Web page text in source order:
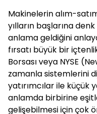
Makinelerin alım-
yılların başlarına
anlama geldiğini
fırsatı büyük bir
Borsası veya NYSE
zamanla sistemlerini
yatırımcılar ile küçük
anlamda birbirine
gelişebilmesi için çok